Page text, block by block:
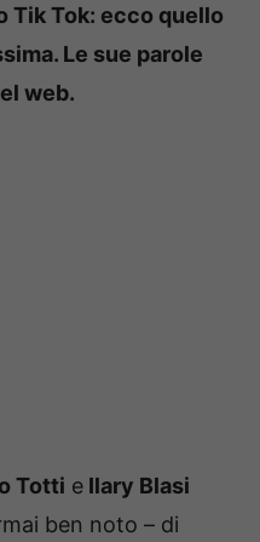
Tik Tok: ecco quello
Le sue parole
web.
Totti e Ilary Blasi
ben noto – di